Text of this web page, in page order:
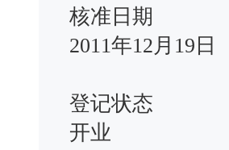
核准日期
2011年12月19日
登记状态
开业